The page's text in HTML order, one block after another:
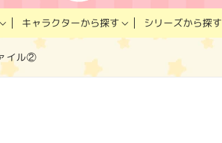
キャラクターから探す シリーズから探す
イル②